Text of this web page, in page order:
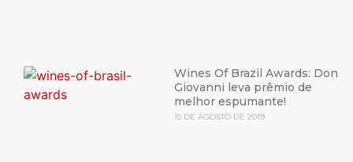
Wines Of Brazil Awards: Don
Giovanni leva prêmio de
melhor espumante!
15 DE AGOSTO DE 2019